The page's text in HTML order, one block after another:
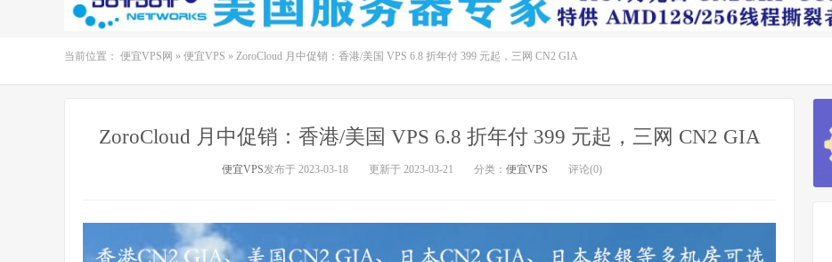
当前位置： 便宜VPS网 » 便宜VPS » ZoroCloud 月中促销：香港/美国 VPS 6.8 折年付 399 元起，三网 CN2 GIA
ZoroCloud 月中促销：香港/美国 VPS 6.8 折年付 399 元起，三网 CN2 GIA
便宜VPS发布于 2023-03-18 更新于 2023-03-21 分类： 便宜VPS 评论(0)